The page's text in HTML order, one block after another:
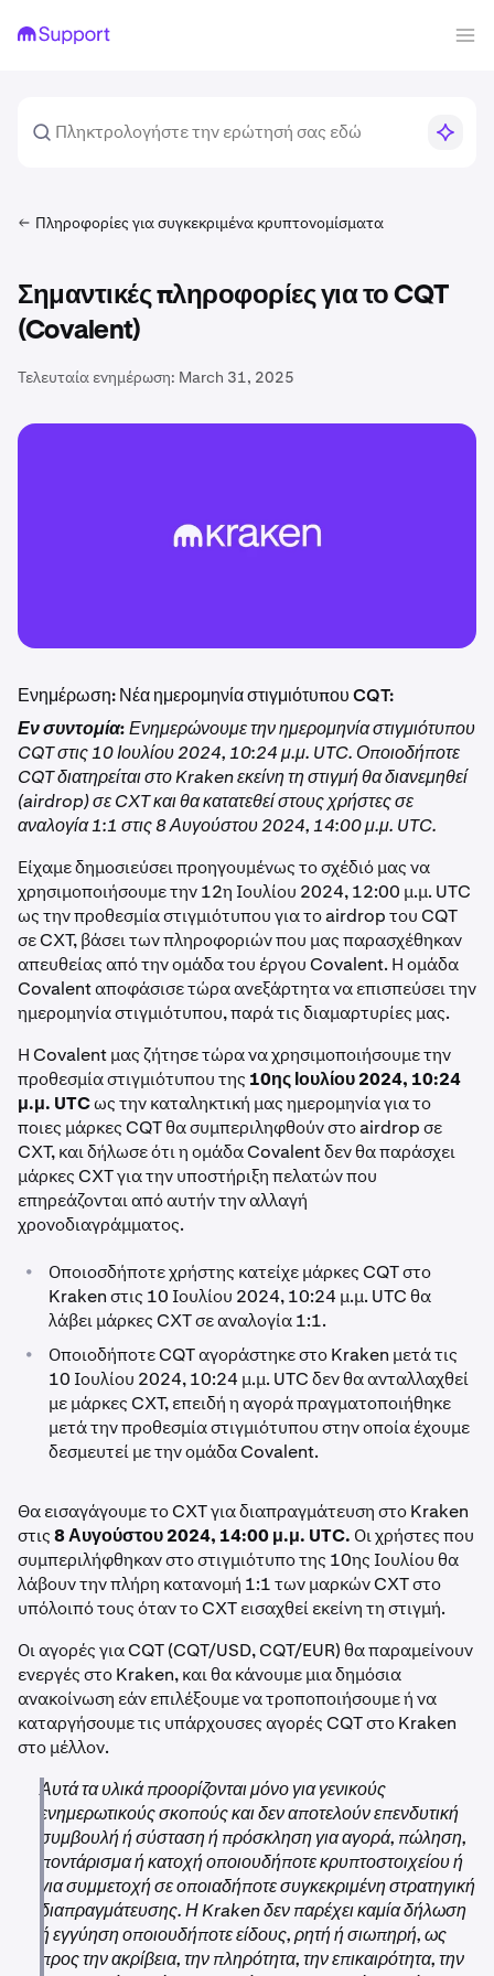
Πληροφορίες για συγκεκριμένα κρυπτονομίσματα
Σημαντικές πληροφορίες για το CQT
(Covalent)
Τελευταία ενημέρωση: March 31, 2025
Ενημέρωση: Νέα ημερομηνία στιγμιότυπου CQT:
Εν συντομία:Ενημερώνουμε την ημερομηνία στιγμιότυπου
CQT στις 10 Ιουλίου 2024, 10:24 μ.μ. UTC. Οποιοδήποτε
CQT διατηρείται στο Kraken εκείνη τη στιγμή θα διανεμηθεί
(airdrop) σε CXT και θα κατατεθεί στους χρήστες σε
αναλογία 1:1 στις 8 Αυγούστου 2024, 14:00 μ.μ. UTC.
Είχαμε δημοσιεύσει προηγουμένως το σχέδιό μας να
χρησιμοποιήσουμε την 12η Ιουλίου 2024, 12:00 μ.μ. UTC
ως την προθεσμία στιγμιότυπου για το airdrop του CQT
σε CXT, βάσει των πληροφοριών που μας παρασχέθηκαν
απευθείας από την ομάδα του έργου Covalent. Η ομάδα
Covalent αποφάσισε τώρα ανεξάρτητα να επισπεύσει την
ημερομηνία στιγμιότυπου, παρά τις διαμαρτυρίες μας.
Η Covalent μας ζήτησε τώρα να χρησιμοποιήσουμε την
προθεσμία στιγμιότυπου της 10ης Ιουλίου 2024, 10:24
μ.μ. UTCως την καταληκτική μας ημερομηνία για το
ποιες μάρκες CQT θα συμπεριληφθούν στο airdrop σε
CXT, και δήλωσε ότι η ομάδα Covalent δεν θα παράσχει
μάρκες CXT για την υποστήριξη πελατών που
επηρεάζονται από αυτήν την αλλαγή
χρονοδιαγράμματος.
•
Οποιοσδήποτε χρήστης κατείχε μάρκες CQT στο
Kraken στις 10 Ιουλίου 2024, 10:24 μ.μ. UTC θα
λάβει μάρκες CXT σε αναλογία 1:1.
•
Οποιοδήποτε CQT αγοράστηκε στο Kraken μετά τις
10 Ιουλίου 2024, 10:24 μ.μ. UTC δεν θα ανταλλαχθεί
με μάρκες CXT, επειδή η αγορά πραγματοποιήθηκε
μετά την προθεσμία στιγμιότυπου στην οποία έχουμε
δεσμευτεί με την ομάδα Covalent.
Θα εισαγάγουμε το CXT για διαπραγμάτευση στο Kraken
στις8 Αυγούστου 2024, 14:00 μ.μ. UTC. Οι χρήστες που
συμπεριλήφθηκαν στο στιγμιότυπο της 10ης Ιουλίου θα
λάβουν την πλήρη κατανομή 1:1 των μαρκών CXT στο
υπόλοιπό τους όταν το CXT εισαχθεί εκείνη τη στιγμή.
Οι αγορές για CQT (CQT/USD, CQT/EUR) θα παραμείνουν
ενεργές στο Kraken, και θα κάνουμε μια δημόσια
ανακοίνωση εάν επιλέξουμε να τροποποιήσουμε ή να
καταργήσουμε τις υπάρχουσες αγορές CQT στο Kraken
στο μέλλον.
Αυτά τα υλικά προορίζονται μόνο για γενικούς
ενημερωτικούς σκοπούς και δεν αποτελούν επενδυτική
συμβουλή ή σύσταση ή πρόσκληση για αγορά, πώληση,
ποντάρισμα ή κατοχή οποιουδήποτε κρυπτοστοιχείου ή
για συμμετοχή σε οποιαδήποτε συγκεκριμένη στρατηγική
διαπραγμάτευσης. Η Kraken δεν παρέχει καμία δήλωση
ή εγγύηση οποιουδήποτε είδους, ρητή ή σιωπηρή, ως
προς την ακρίβεια, την πληρότητα, την επικαιρότητα, την